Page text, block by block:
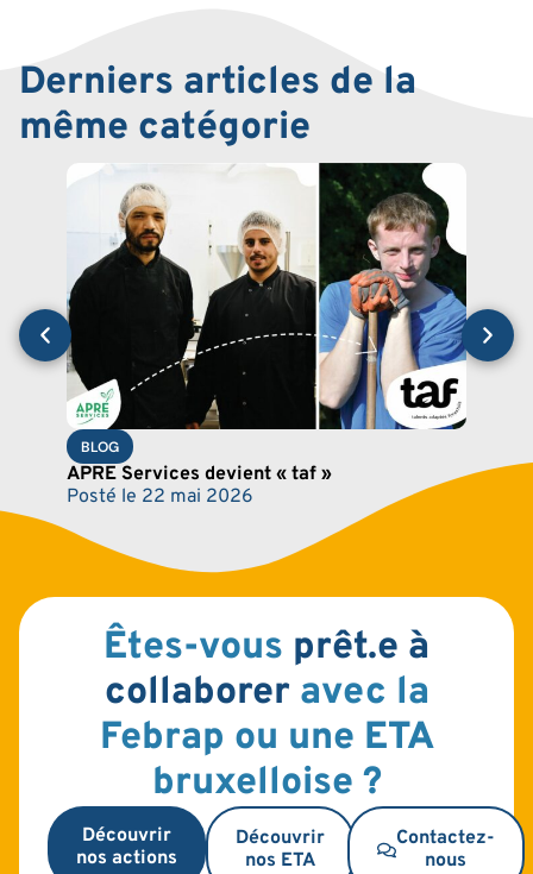
Derniers articles de la
même catégorie
BLOG
APRE Services devient « taf »
Posté le 22 mai 2026
Êtes-vous prêt.e à
collaborer avec la
Febrap ou une ETA
bruxelloise ?
Découvrir
nos actions
Découvrir
nos ETA
Contactez-
nous